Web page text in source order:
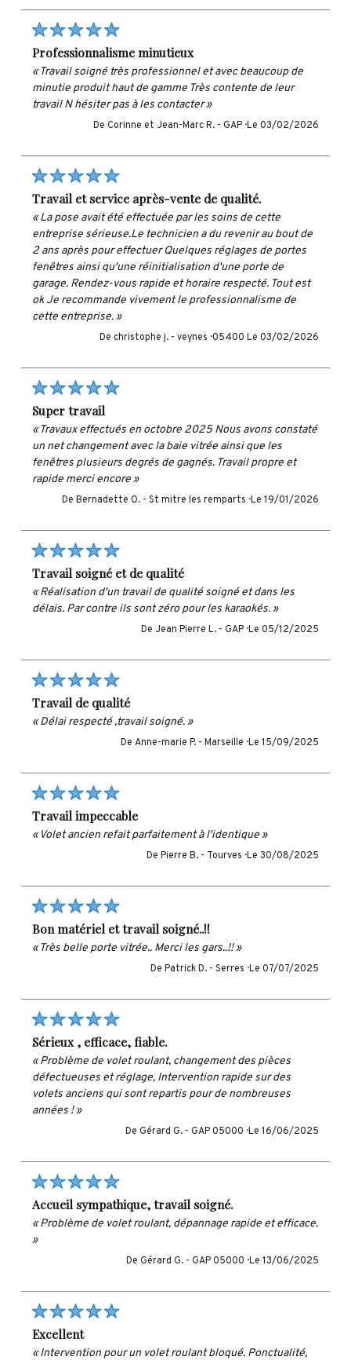
professionnalisme minutieux
« Travail soigné très professionnel et avec beaucoup de
minutie produit haut de gamme Très contente de leur
travail N hésiter pas à les contacter »
De Corinne et Jean-Marc R. - GAP ·Le 03/02/2026
travail et service après-vente de qualité.
« La pose avait été effectuée par les soins de cette
entreprise sérieuse.Le technicien a du revenir au bout de
2 ans après pour effectuer Quelques réglages de portes
fenêtres ainsi qu'une réinitialisation d'une porte de
garage. Rendez-vous rapide et horaire respecté. Tout est
ok Je recommande vivement le professionnalisme de
cette entreprise. »
De christophe j. - veynes · 05400 Le 03/02/2026
super travail
« Travaux effectués en octobre 2025 Nous avons constaté
un net changement avec la baie vitrée ainsi que les
fenêtres plusieurs degrés de gagnés. Travail propre et
rapide merci encore »
De Bernadette O. - St mitre les remparts ·Le 19/01/2026
travail soigné et de qualité
« Réalisation d'un travail de qualité soigné et dans les
délais. Par contre ils sont zéro pour les karaokés. »
De Jean Pierre L. - GAP ·Le 05/12/2025
travail de qualité
« Délai respecté ,travail soigné. »
De Anne-marie P. - Marseille ·Le 15/09/2025
travail impeccable
« Volet ancien refait parfaitement à l'identique »
De Pierre B. - Tourves ·Le 30/08/2025
bon matériel et travail soigné..!!
« Très belle porte vitrée.. Merci les gars..!! »
De Patrick D. - Serres ·Le 07/07/2025
sérieux , efficace, fiable.
« Problème de volet roulant, changement des pièces
défectueuses et réglage, Intervention rapide sur des
volets anciens qui sont repartis pour de nombreuses
années ! »
De Gérard G. - GAP 05000 ·Le 16/06/2025
accueil sympathique, travail soigné.
« Problème de volet roulant, dépannage rapide et efficace.
»
De Gérard G. - GAP 05000 ·Le 13/06/2025
excellent
« Intervention pour un volet roulant bloqué. Ponctualité,